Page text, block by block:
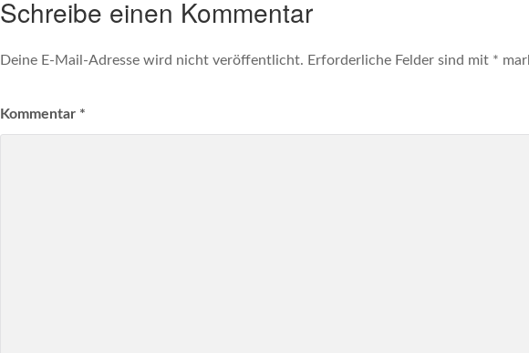
Schreibe einen Kommentar
Deine E-Mail-Adresse wird nicht veröffentlicht. Erforderliche Felder sind mit *
Kommentar *